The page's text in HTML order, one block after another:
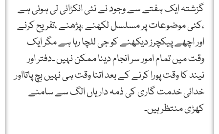
گزشتہ ایک ہفتے سے وجود نے نئی انکڑائی لی ہوئی ہے
،کئی موضوعات پر مسلسل لکھنے ،پڑھنے ،تفریح کرنے
اور اچھے پیکچرز دیکھنے کو جی للچا رہا ہے مگر ایک
وقت میں تمام امور سر انجام دینا ممکن نہیں ۔دفتر اور
نیند کا وقت پورا کرنے کے بعد اتنا وقت ہی نہیں بچ پاتااور
خدائی خدمت گاری کی ذمہ داریاں الگ سے سامنے
کھڑی منتظر ہیں۔